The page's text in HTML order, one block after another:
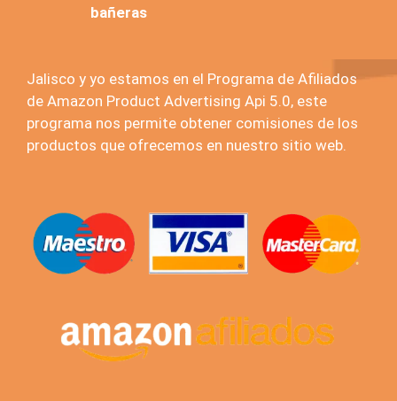
bañeras
Jalisco y yo estamos en el Programa de Afiliados
de Amazon Product Advertising Api 5.0, este
programa nos permite obtener comisiones de los
productos que ofrecemos en nuestro sitio web.